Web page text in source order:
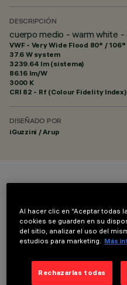
DESCRIPCIÓN
cuerpo medio - warm white
VWF - Very Wide Flood 80° / 106°
37.6 W system
3239.64 lm (sistema)
86.16 lm/W
3000 K
CRI 82 - Rf (Colour Fidelity
DISEÑADO POR
iGuzzini / Arup
COMPONENTES
Al hacer clic en “Aceptar todas
cookies se guarden en su
del sitio, analizar el uso del
estudios para marketing. Más
Rechazarlas todas